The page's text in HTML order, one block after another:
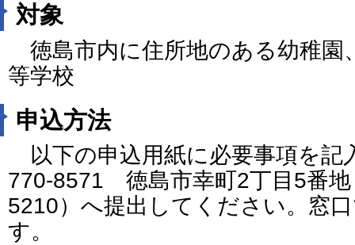
対象
徳島市内に住所地のある幼稚園
等学校
申込方法
以下の申込用紙に必要事項を記
770-8571 徳島市幸町2丁目5番
5210）へ提出してください。窓
す。